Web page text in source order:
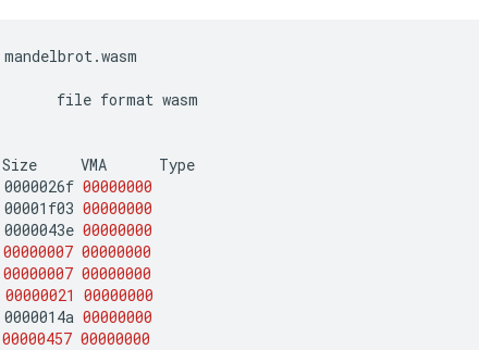
mandelbrot.wasm
file format wasm
Size VMA
0000026f 00000000
00001f03 00000000
0000043e 00000000
00000007 00000000
00000007 00000000
00000021 00000000
0000014a 00000000
00000457 00000000